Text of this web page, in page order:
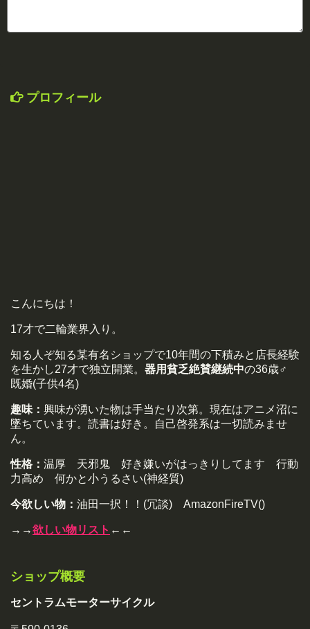
プロフィール
こんにちは！
17才で二輪業界入り。
知る人ぞ知る某有名ショップで10年間の下積みと店長経験
を生かし27才で独立開業。 器用貧乏絶賛継続中の36歳♂
既婚(子供4名)
趣味： 興味が湧いた物は手当たり次第。現在はアニメ沼に
墜ちています。読書は好き。自己啓発系は一切読みませ
ん。
性格： 温厚 天邪鬼 好き嫌いがはっきりしてます 行動
力高め 何かと小うるさい(神経質)
今欲しい物： 油田一択！！(冗談) AmazonFireTV()
→→欲しい物リスト ←←
ショップ概要
セントラムモーターサイクル